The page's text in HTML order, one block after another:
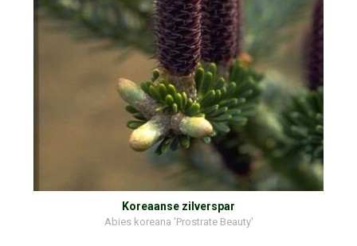
Koreaanse zilverspar
Abies koreana 'Prostrate Beauty'